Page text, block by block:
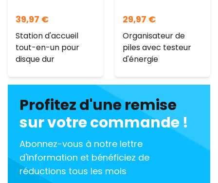
39,97 €
Station d'accueil
tout-en-un pour
disque dur
29,97 €
Organisateur de
piles avec testeur
d'énergie
Profitez d'une remise
sur votre commande !
Abonnez-vous à notre lettre
d'information et bénéficiez de
réductions tous les mois